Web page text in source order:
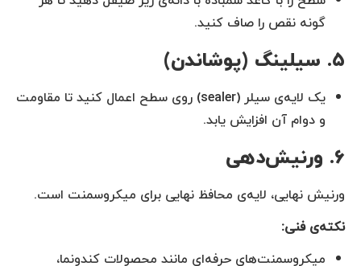
گونه نقص را صاف کنید.
۵. سیلینگ (پوشاندن)
یک لایه‌ی سیلر (sealer) روی سطح اعمال کنید تا مقاومت
و دوام آن افزایش یابد.
۶. ورنیش‌دهی
ورنیش نهایی، لایه‌ی محافظ نهایی برای میکروسمنت است.
نکته‌ی فنی:
میکروسمنت‌های حرفه‌ای مانند محصولات کندونما،